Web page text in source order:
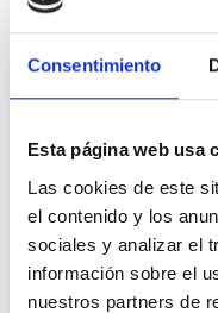
Consentimiento
Esta página web usa
Las cookies de este
el contenido y los
sociales y analizar el
información sobre el
nuestros partners de